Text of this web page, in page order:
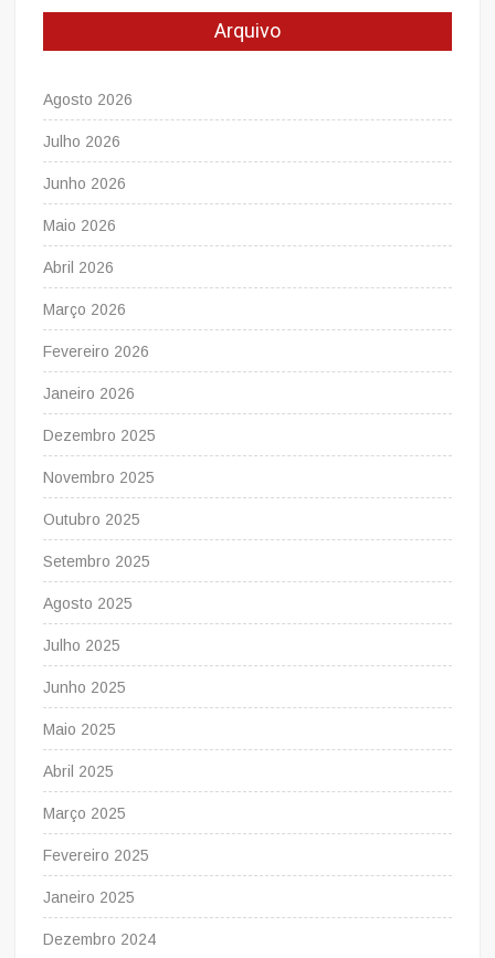
Arquivo
Agosto 2026
Julho 2026
Junho 2026
Maio 2026
Abril 2026
Março 2026
Fevereiro 2026
Janeiro 2026
Dezembro 2025
Novembro 2025
Outubro 2025
Setembro 2025
Agosto 2025
Julho 2025
Junho 2025
Maio 2025
Abril 2025
Março 2025
Fevereiro 2025
Janeiro 2025
Dezembro 2024